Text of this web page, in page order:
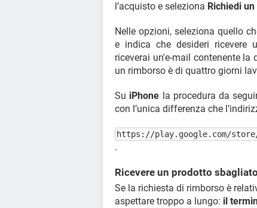
l’acquisto e seleziona Richiedi
Nelle opzioni, seleziona quello
e indica che desideri ricevere
riceverai un'e-mail contenente la
un rimborso è di quattro giorni
Su iPhone la procedura da
con l’unica differenza che
https://play.google.com/
.
Ricevere un prodotto
Se la richiesta di rimborso è
aspettare troppo a lungo: il